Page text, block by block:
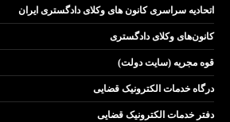
اتحادیه سراسری کانون های وکلای دادگستری ایران
کانون‌های وکلای دادگستری
قوه مجریه (سایت دولت)
درگاه خدمات الکترونیک قضایی
دفتر خدمات الکترونیک قضایی